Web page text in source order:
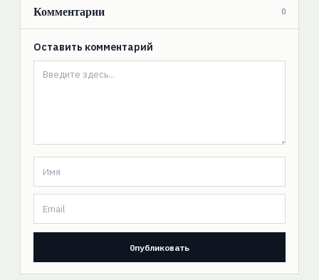
Комментарии 0
Оставить комментарий